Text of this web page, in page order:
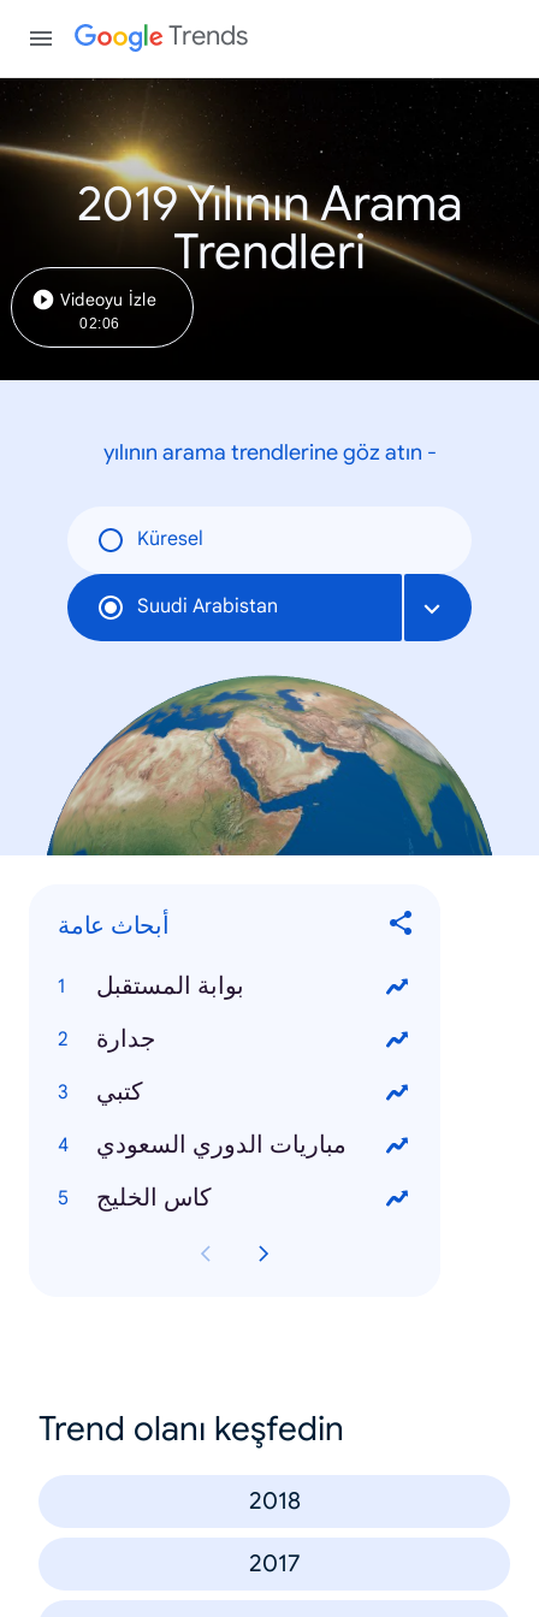
Trends
2019 Yılının Arama
Trendleri
Videoyu İzle
02:06
yılının arama trendlerine göz atın -
Küresel
Suudi Arabistan
أبحاث عامة
بوابة المستقبل
جدارة
كتبي
مباريات الدوري السعودي
كاس الخليج
Trend olanı keşfedin
2018
2017